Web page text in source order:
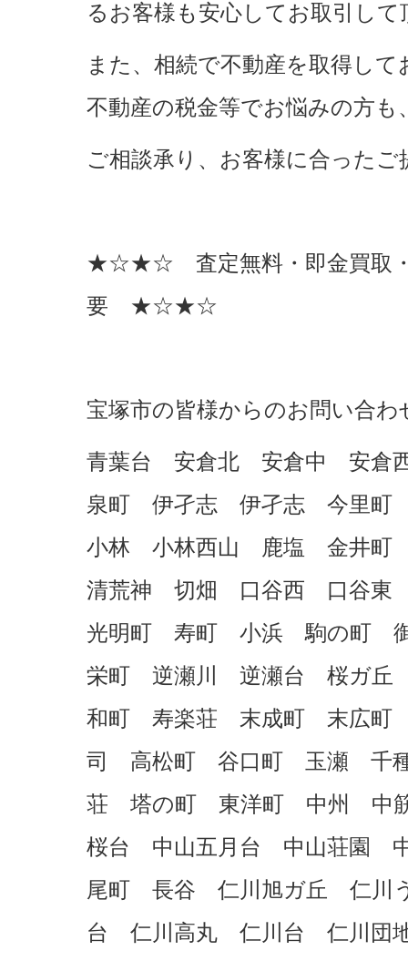
るお客様も安心してお取引し
また、相続で不動産を取得し
不動産の税金等でお悩みの方
ご相談承り、お客様に合った
★☆★☆ 査定無料・即金買取・
要 ★☆★☆
宝塚市の皆様からのお問い合
青葉台 安倉北 安倉中 安
泉町 伊孑志 伊孑志 今里
小林 小林西山 鹿塩 金井
清荒神 切畑 口谷西 口谷
光明町 寿町 小浜 駒の町
栄町 逆瀬川 逆瀬台 桜ガ丘
和町 寿楽荘 末成町 末広
司 高松町 谷口町 玉瀬 千
荘 塔の町 東洋町 中州 中
桜台 中山五月台 中山荘園
尾町 長谷 仁川旭ガ丘 仁川
台 仁川高丸 仁川台 仁川団